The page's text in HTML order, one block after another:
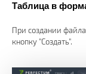
Таблица в
При создании
кнопку "Создать".